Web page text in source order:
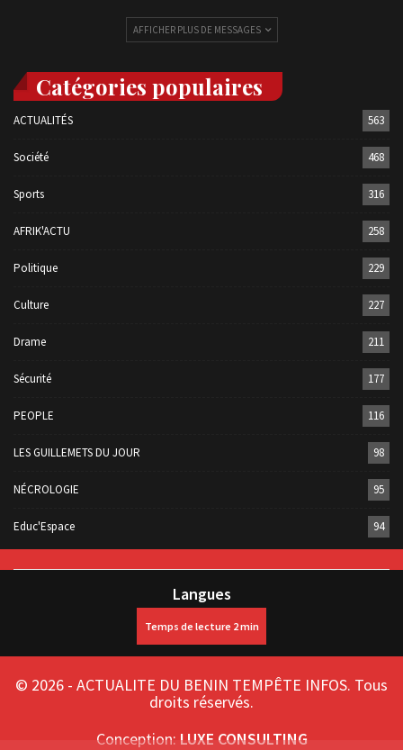
AFFICHER PLUS DE MESSAGES
Catégories populaires
ACTUALITÉS 563
Société 468
Sports 316
AFRIK'ACTU 258
Politique 229
Culture 227
Drame 211
Sécurité 177
PEOPLE 116
LES GUILLEMETS DU JOUR 98
NÉCROLOGIE 95
Educ'Espace 94
Langues
© 2026 - ACTUALITE DU BENIN TEMPÊTE INFOS. Tous
droits réservés.
Conception: LUXE CONSULTING